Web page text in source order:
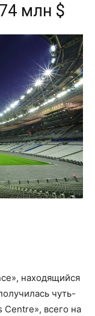
млн $
находящийся
чуть-
Centre», всего на